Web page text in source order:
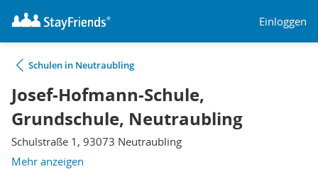
Einloggen
Schulen in Neutraubling
Josef-Hofmann-Schule,
Grundschule, Neutraubling
Schulstraße 1, 93073 Neutraubling
Mehr anzeigen